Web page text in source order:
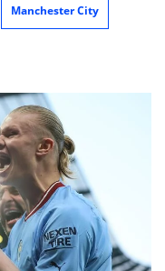
Manchester City